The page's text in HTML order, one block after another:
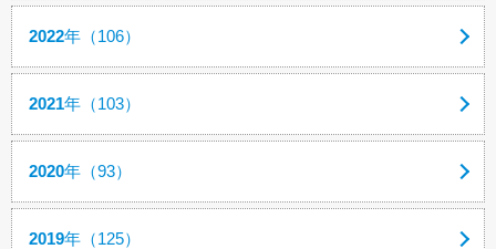
2022年（106）
2021年（103）
2020年（93）
2019年（125）